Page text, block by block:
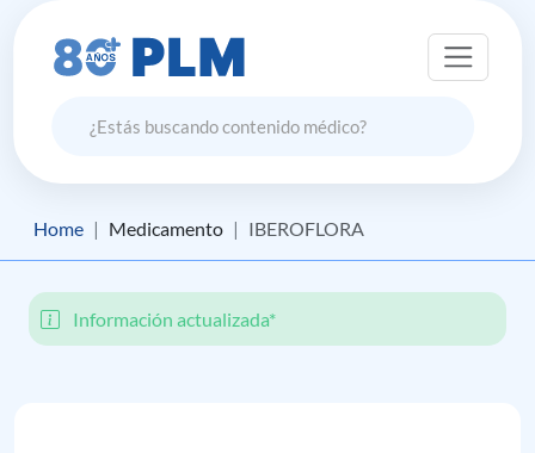
Home Medicamento IBEROFLORA
Información actualizada*